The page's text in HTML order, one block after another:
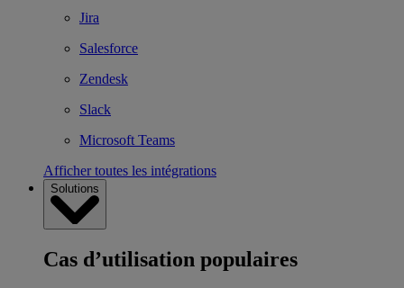
Jira
Salesforce
Zendesk
Slack
Microsoft Teams
Afficher toutes les intégrations
Solutions
Cas d’utilisation populaires